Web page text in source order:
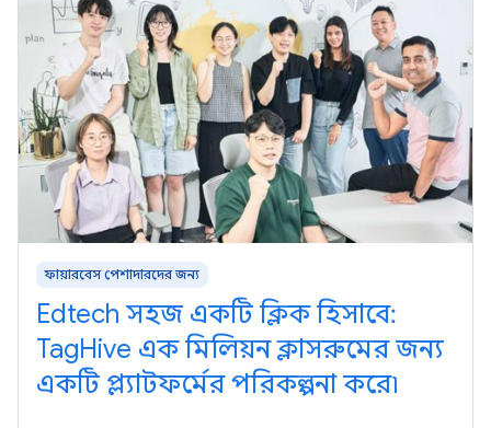
ফায়ারবেস পেশাদারদের জন্য
Edtech সহজ একটি ক্লিক হিসাবে:
TagHive এক মিলিয়ন ক্লাসরুমের জন্য
একটি প্ল্যাটফর্মের পরিকল্পনা করে৷